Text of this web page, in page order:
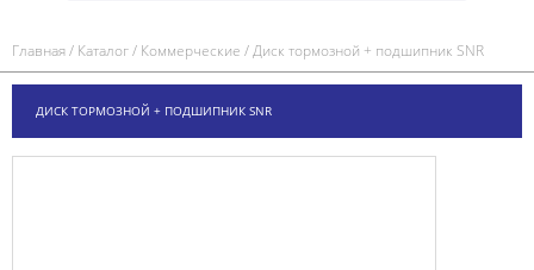
Главная/ Каталог/ Коммерческие /Диск тормозной + подшипник SNR
ДИСК ТОРМОЗНОЙ + ПОДШИПНИК SNR